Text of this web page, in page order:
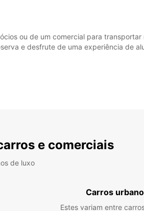
ou de um comercial para
e desfrute de uma experiência de
e comerciais
de luxo
Carros
Estes variam entre